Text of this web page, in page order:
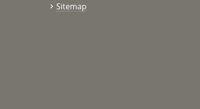
Sitemap